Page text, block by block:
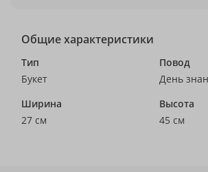
Общие характеристики
Тип
Букет
Повод
День
Ширина
27 см
Высота
45 см